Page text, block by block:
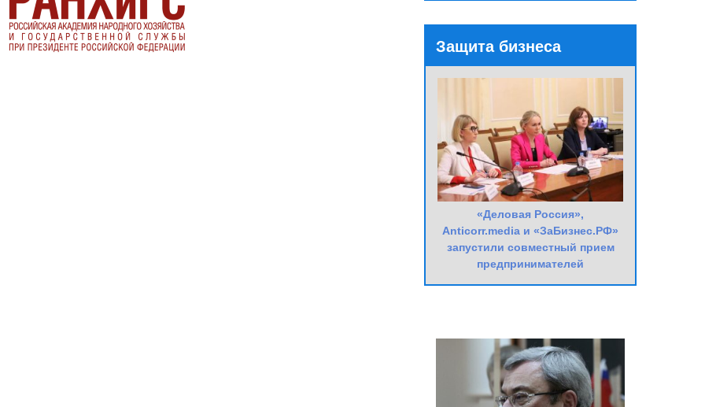
Защита бизнеса
«Деловая Россия»,
Anticorr.media и «ЗаБизнес.РФ»
запустили совместный прием
предпринимателей